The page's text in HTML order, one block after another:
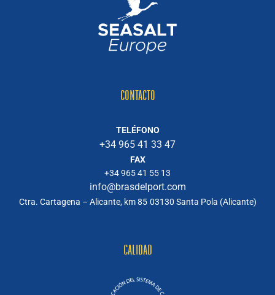
CONTACTO
TELÉFONO
+34 965 41 33 47
FAX
+34 965 41 55 13
info@brasdelport.com
Ctra. Cartagena – Alicante, km 85 03130 Santa Pola (Alicante)
CALIDAD